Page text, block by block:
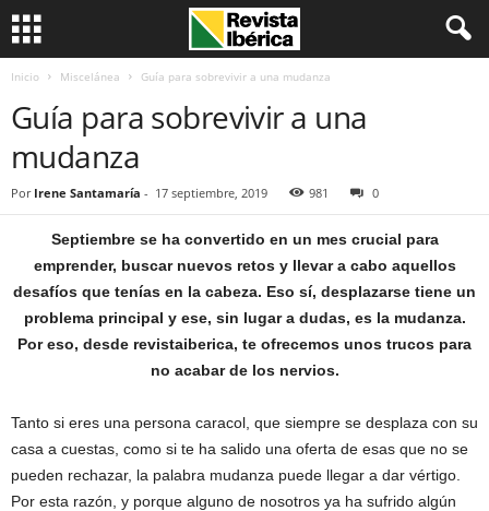
Inicio Miscelánea Guía para sobrevivir a una mudanza
Guía para sobrevivir a una
mudanza
Por Irene Santamaría - 17 septiembre, 2019 981 0
Septiembre se ha convertido en un mes crucial para
emprender, buscar nuevos retos y llevar a cabo aquellos
desafíos que tenías en la cabeza. Eso sí, desplazarse tiene un
problema principal y ese, sin lugar a dudas, es la mudanza.
Por eso, desde revistaiberica, te ofrecemos unos trucos para
no acabar de los nervios.
Tanto si eres una persona caracol, que siempre se desplaza con su
casa a cuestas, como si te ha salido una oferta de esas que no se
pueden rechazar, la palabra mudanza puede llegar a dar vértigo.
Por esta razón, y porque alguno de nosotros ya ha sufrido algún